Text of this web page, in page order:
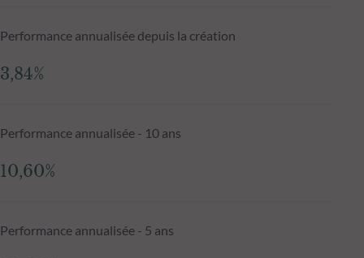
Performance annualisée depuis la création
3,84%
Performance annualisée - 10 ans
10,60%
Performance annualisée - 5 ans